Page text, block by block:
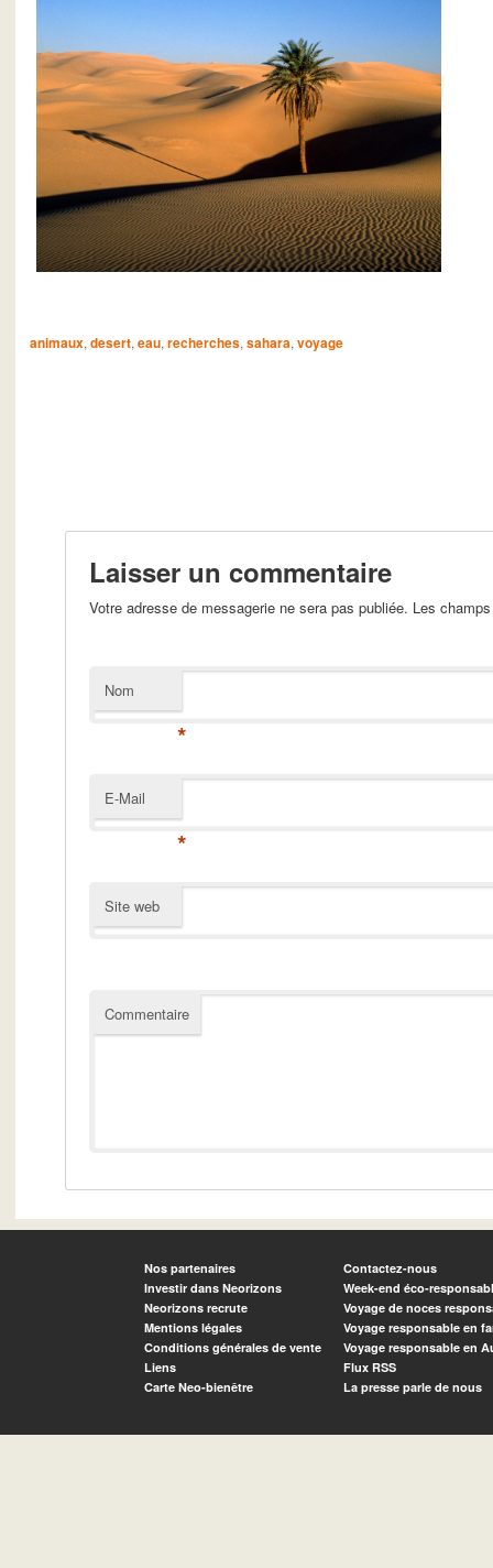
animaux, desert, eau, recherches, sahara, voyage
Laisser un commentaire
Votre adresse de messagerie ne sera pas publiée. Les
Nom
*
E-Mail
*
Site web
Commentaire
Nos partenaires
Investir dans Neorizons
Neorizons recrute
Mentions légales
Conditions générales de vente
Liens
Carte Neo-bienêtre
Contactez-nous
Week-end éco-
Voyage de noces
Voyage responsable en
Voyage responsable en
Flux RSS
La presse parle de nous